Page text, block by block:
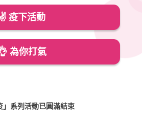
✌️ 疫下活動
為你打氣
」系列活動已圓滿結束